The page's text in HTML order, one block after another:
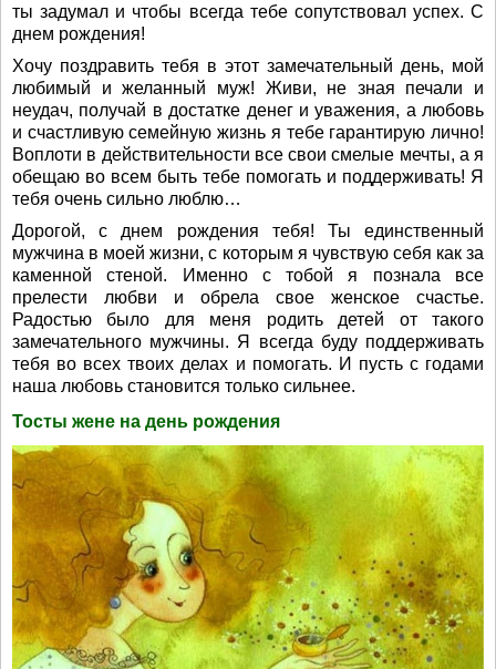
ты задумал и чтобы всегда тебе сопутствовал успех. С
днем рождения!
Хочу поздравить тебя в этот замечательный день, мой
любимый и желанный муж! Живи, не зная печали и
неудач, получай в достатке денег и уважения, а любовь
и счастливую семейную жизнь я тебе гарантирую лично!
Воплоти в действительности все свои смелые мечты, а я
обещаю во всем быть тебе помогать и поддерживать! Я
тебя очень сильно люблю…
Дорогой, с днем рождения тебя! Ты единственный
мужчина в моей жизни, с которым я чувствую себя как за
каменной стеной. Именно с тобой я познала все
прелести любви и обрела свое женское счастье.
Радостью было для меня родить детей от такого
замечательного мужчины. Я всегда буду поддерживать
тебя во всех твоих делах и помогать. И пусть с годами
наша любовь становится только сильнее.
Тосты жене на день рождения